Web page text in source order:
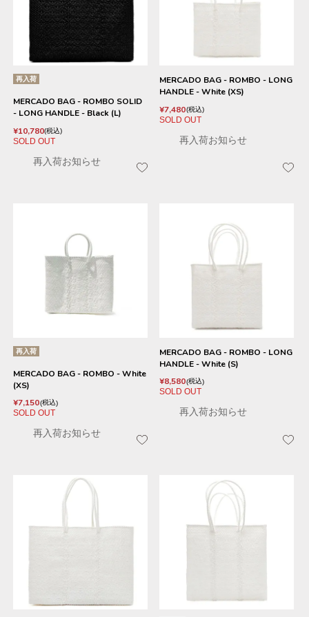
再入荷
MERCADO BAG - ROMBO SOLID
- LONG HANDLE - Black (L)
¥10,780 税込
SOLD OUT
再入荷お知らせ
MERCADO BAG - ROMBO - LONG
HANDLE - White (XS)
¥7,480 税込
SOLD OUT
再入荷お知らせ
再入荷
MERCADO BAG - ROMBO - White
(XS)
¥7,150 税込
SOLD OUT
再入荷お知らせ
MERCADO BAG - ROMBO - LONG
HANDLE - White (S)
¥8,580 税込
SOLD OUT
再入荷お知らせ